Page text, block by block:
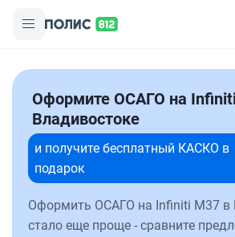
Оформите ОСАГО на
Владивостоке
и получите бесплатный КАСКО в
подарок
Оформить ОСАГО на Infiniti M37 в
стало еще проще - сравните